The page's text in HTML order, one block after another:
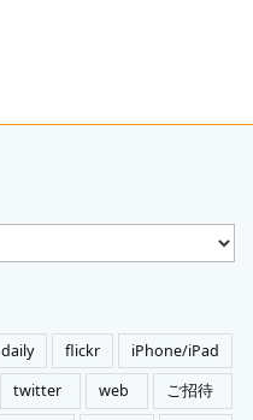
daily flickr
iPhone/iPad
twitter web
ご招待